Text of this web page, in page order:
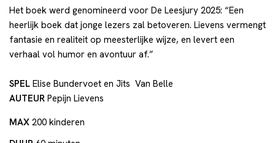
Het boek werd genomineerd voor De Leesjury 2025: “Een
heerlijk boek dat jonge lezers zal betoveren. Lievens vermengt
fantasie en realiteit op meesterlijke wijze, en levert een
verhaal vol humor en avontuur af.”
SPEL Elise Bundervoet en Jits Van Belle
AUTEUR Pepijn Lievens
MAX 200 kinderen